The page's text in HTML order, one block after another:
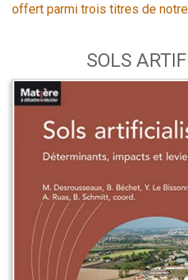
offert parmi trois titres de
SOLS